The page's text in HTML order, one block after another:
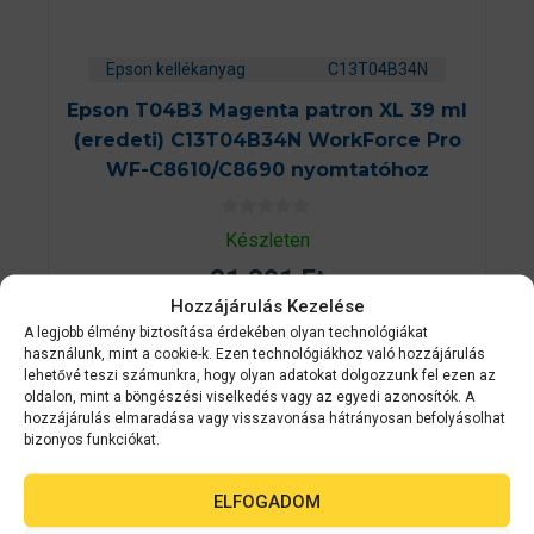
Hozzájárulás Kezelése
A legjobb élmény biztosítása érdekében olyan technológiákat
használunk, mint a cookie-k. Ezen technológiákhoz való hozzájárulás
lehetővé teszi számunkra, hogy olyan adatokat dolgozzunk fel ezen az
oldalon, mint a böngészési viselkedés vagy az egyedi azonosítók. A
hozzájárulás elmaradása vagy visszavonása hátrányosan befolyásolhat
bizonyos funkciókat.
ELFOGADOM
Epson kellékanyag C13T04B34N
Epson T04B3 Magenta patron XL 39 ml
(eredeti) C13T04B34N WorkForce Pro
WF-C8610/C8690 nyomtatóhoz
0
a
5
-
b
ő
l
Készleten
31 391Ft
KOSÁRBA TESZEM